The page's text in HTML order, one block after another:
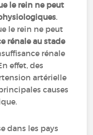
le rein ne peut
.
le rein ne peut
rénale au stade
rénale
effet, des
artérielle
causes
dans les pays